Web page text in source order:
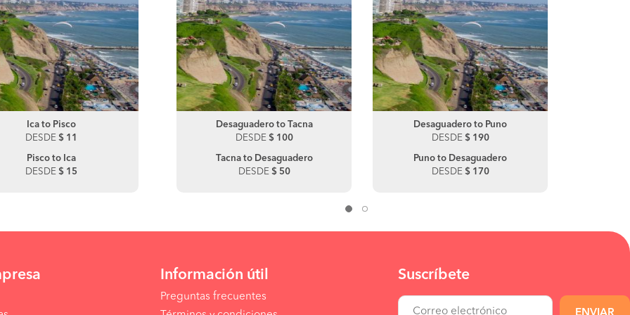
Ica to Pisco
DESDE $ 11
Pisco to Ica
DESDE $ 15
Ica to Paracas
DESDE $ 30
Paracas to Ica
DESDE$ 20
Ica to Lima
DESDE$ 105
Lima to Ica
DESDE $ 50
Desaguadero to Juliaca
DESDE $ 190
Juliaca to Desaguadero
DESDE $ 170
Desaguadero to Tacna
DESDE $ 100
Tacna to Desaguadero
DESDE $ 50
Desaguadero to Puno
DESDE $ 190
Puno to Desaguadero
DESDE $ 170
Información útil
Preguntas frecuentes
Suscríbete